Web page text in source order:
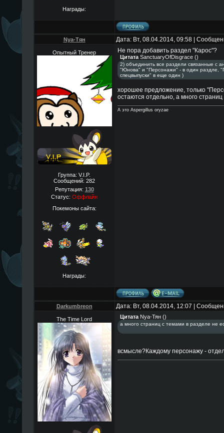
Награды:
Nya-Тян Дата: Вт, 08.04.2014, 09:58 |
Опытный Тренер
Группа: V.I.P.
Сообщений: 282
Репутация: 130
Статус: Оффлайн
Покемоны сайта:
Награды:
Не пора добавить раздел "Карос"?
Цитата SanctuaryOfDisgrace()
2) объединить все раздели связанные с
"Юнова" и "Персонажи" - в один раздле,
спецвыпуски" в еще один )
хорошее предложение, только
остаются отдельно, а много
А это Aspergillus oryzae
Darkumbreon Дата: Вт, 08.04.2014, 12:07 |
The Time Lord Цитата Nya-Тян()
а много страниц с темами в разделе не
всмысле?Каждому персонажу -